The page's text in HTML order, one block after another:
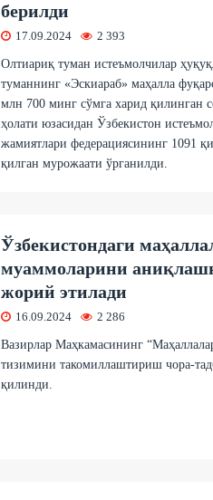
берилди
17.09.2024 2 393
Олтиариқ туман истеъмолчилар
туманнинг «Эскиараб» маҳалла
млн 700 минг сўмга харид қилинган
ҳолати юзасидан Ўзбекистон
жамиятлари федерациясининг 1091
қилган мурожаати ўрганилди.
Ўзбекистондаги
муаммоларини
жорий этилади
16.09.2024 2 286
Вазирлар Маҳкамасининг
тизимини такомиллаштириш чора-
қилинди.